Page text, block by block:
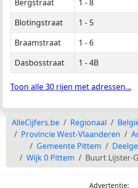
Bergstraat
1 - 8
Blotingstraat
1 - 5
Braamstraat
1 - 6
Dasbosstraat
1 - 4B
Toon alle 30 rijen met adressen...
AlleCijfers.be Regionaal
Provincie West-Vlaanderen
Gemeente Pittem
Wijk 0 Pittem
Buurt Lijster-
Advertentie: